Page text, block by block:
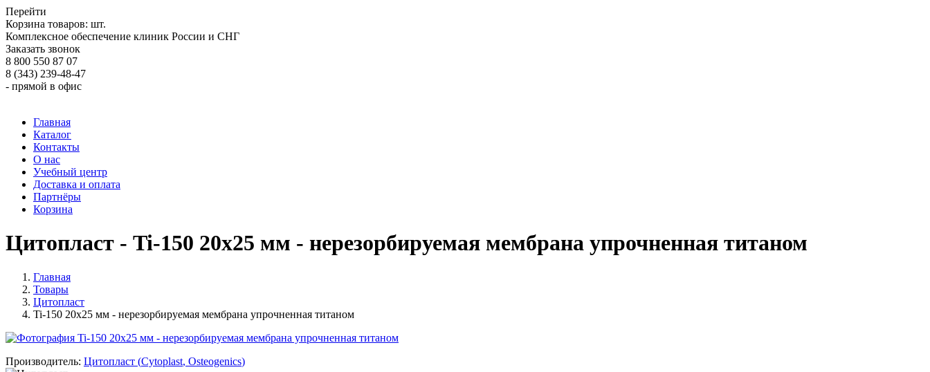
Перейти
Корзина товаров: шт.
Комплексное обеспечение клиник России и СНГ
Заказать звонок
8 800 550 87 07
8 (343) 239-48-47
- прямой в офис
Главная
Каталог
Контакты
О нас
Учебный центр
Доставка и оплата
Партнёры
Корзина
Цитопласт - Ti-150 20x25 мм - нерезорбируемая мембрана упрочненная титаном
Главная
Товары
Цитопласт
Ti-150 20x25 мм - нерезорбируемая мембрана упрочненная титаном
Производитель: Цитопласт (Cytoplast, Osteogenics)